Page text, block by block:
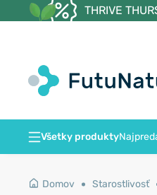
THRIVE
Všetky produkty
Domov Starostlivosť